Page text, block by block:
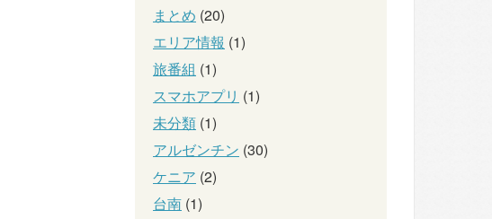
まとめ (20)
エリア情報 (1)
旅番組 (1)
スマホアプリ (1)
未分類 (1)
アルゼンチン (30)
ケニア (2)
台南 (1)